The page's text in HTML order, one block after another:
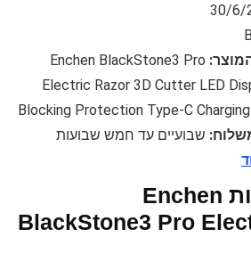
30/6/
Enchen BlackStone3 Pro
Electric Razor 3D Cutter LED
Blocking Protection Type-C
שבועיים עד חמש שבועות
איפה עוד לקנות Enchen
BlackStone3 Pro